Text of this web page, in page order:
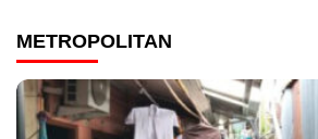
METROPOLITAN